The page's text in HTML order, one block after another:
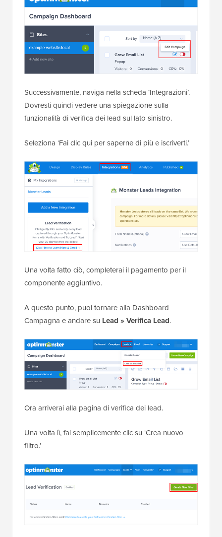
Successivamente, naviga nella scheda ‘Integrazioni’.
Dovresti quindi vedere una spiegazione sulla
funzionalità di verifica dei lead sul lato sinistro.
Seleziona ‘Fai clic qui per saperne di più e iscriverti.’
Una volta fatto ciò, completerai il pagamento per il
componente aggiuntivo.
A questo punto, puoi tornare alla Dashboard
Campagna e andare su Lead »Verifica Lead.
Ora arriverai alla pagina di verifica dei lead.
Una volta lì, fai semplicemente clic su ‘Crea nuovo
filtro.’